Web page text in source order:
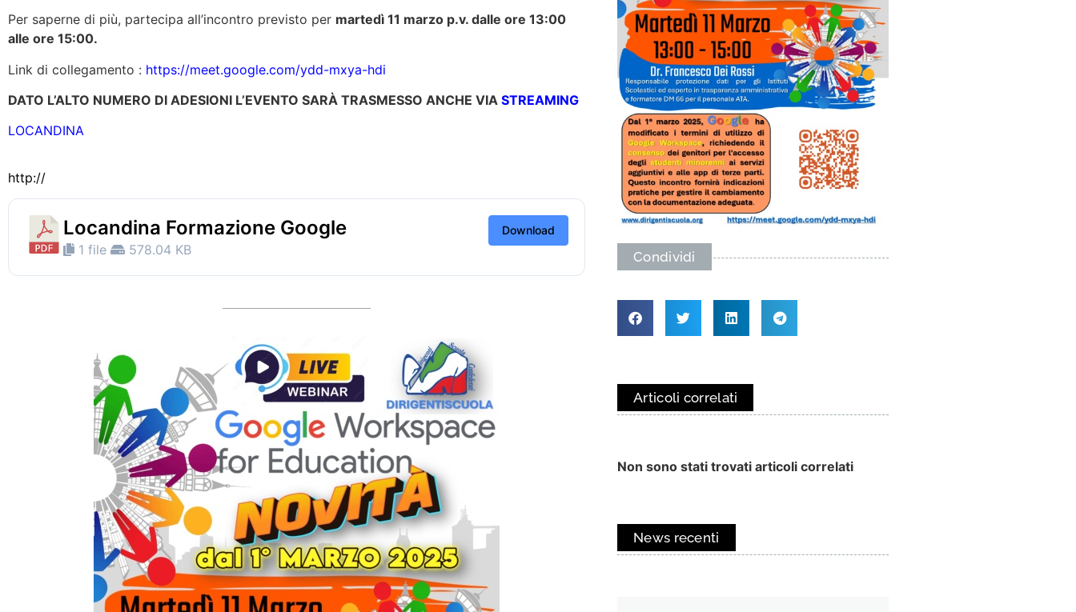
Per saperne di più, partecipa all’incontro previsto per martedì 11 marzo p.v. dalle ore 13:00
alle ore 15:00.
Link di collegamento : https://meet.google.com/ydd-mxya-hdi
DATO L’ALTO NUMERO DI ADESIONI L’EVENTO SARÀ TRASMESSO ANCHE VIA STREAMING
LOCANDINA
http://
Locandina Formazione Google
1 file 578.04 KB
Download
Condividi
Articoli correlati
Non sono stati trovati articoli correlati
News recenti